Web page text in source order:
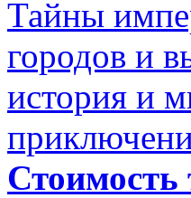
Тайны
городов и
история и
Стоимость